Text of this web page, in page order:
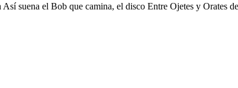
Así suena el Bob que camina, el disco Entre Ojetes y Orates